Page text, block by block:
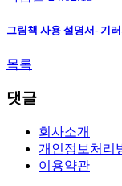
그림책 사용 설명서- 기
목록
댓글
회사소개
개인정보처리
이용약관